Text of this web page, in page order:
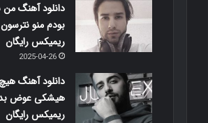
دانلود آهنگ
بودم منو نترسون
ریمیکس رایگان
2025-04-26
دانلود آهنگ
هیشکی عوض
ریمیکس رایگان